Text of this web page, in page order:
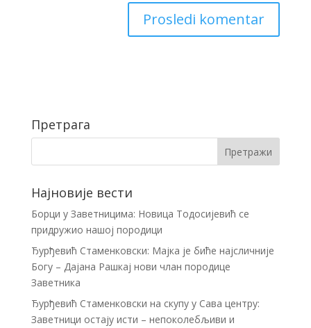
Претрага
Најновије вести
Борци у Заветницима: Новица Тодосијевић се
придружио нашој породици
Ђурђевић Стаменковски: Мајка је биће најсличније
Богу – Дајана Рашкај нови члан породице
Заветника
Ђурђевић Стаменковски на скупу у Сава центру:
Заветници остају исти – непоколебљиви и